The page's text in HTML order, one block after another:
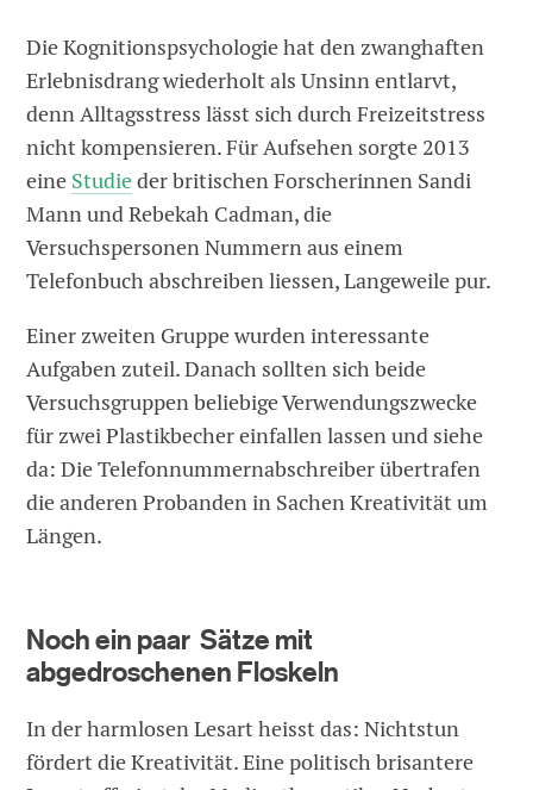
Die Kognitionspsychologie hat den zwanghaften
Erlebnisdrang wiederholt als Unsinn entlarvt,
denn Alltagsstress lässt sich durch Freizeitstress
nicht kompensieren. Für Aufsehen sorgte 2013
eine Studieder britischen Forscherinnen Sandi
Mann und Rebekah Cadman, die
Versuchspersonen Nummern aus einem
Telefonbuch abschreiben liessen, Langeweile pur.
Einer zweiten Gruppe wurden interessante
Aufgaben zuteil. Danach sollten sich beide
Versuchsgruppen beliebige Verwendungszwecke
für zwei Plastikbecher einfallen lassen und siehe
da: Die Telefonnummernabschreiber übertrafen
die anderen Probanden in Sachen Kreativität um
Längen.
Noch ein paar Sätze mit
abgedroschenen Floskeln
In der harmlosen Lesart heisst das: Nichtstun
fördert die Kreativität. Eine politisch brisantere